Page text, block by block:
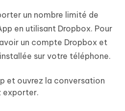
un nombre limité de
en utilisant Dropbox. Pour
un compte Dropbox et
sur votre téléphone.
et ouvrez la conversation
exporter.